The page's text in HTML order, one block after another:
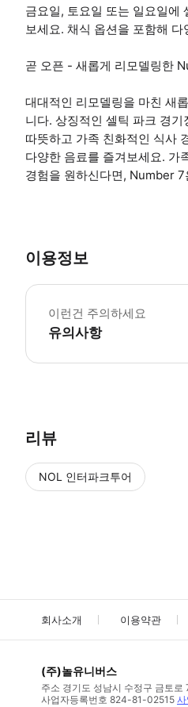
금요일, 토요일 또는 일요일에
보세요. 채식 옵션을 포함해
곧 오픈 - 새롭게 리모델링한
대대적인 리모델링을 마친 새
니다. 상징적인 셀틱 파크 경
따뜻하고 가족 친화적인 식사
다양한 음료를 즐겨보세요. 가
경험을 원하신다면, Number
이용정보
이런건 주의하세요
유의사항
리뷰
NOL 인터파크투어
회사소개 이용약관
(주)놀유니버스
주소 경기도 성남시 수정구 금토로
사업자등록번호 824-81-02515